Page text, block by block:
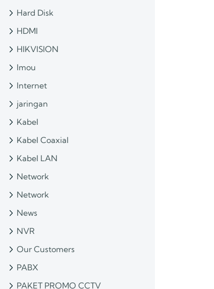
Hard Disk
HDMI
HIKVISION
Imou
Internet
jaringan
Kabel
Kabel Coaxial
Kabel LAN
Network
Network
News
NVR
Our Customers
PABX
PAKET PROMO CCTV